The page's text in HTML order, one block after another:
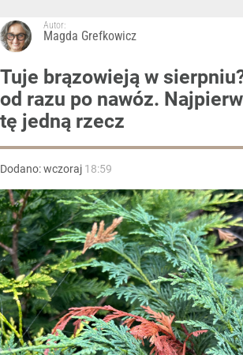
Autor:
Magda Grefkowicz
Tuje brązowieją w
od razu po nawóz.
tę jedną rzecz
Dodano:wczoraj 18:59